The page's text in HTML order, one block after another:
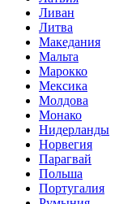
Ливан
Литва
Македания
Мальта
Марокко
Мексика
Молдова
Монако
Нидерланды
Норвегия
Парагвай
Польша
Португалия